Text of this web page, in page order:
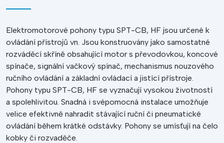
Elektromotorové pohony typu SPT-CB, HF jsou určené k
ovládání přístrojů vn. Jsou konstruovány jako samostatné
rozváděcí skříně obsahující motor s převodovkou, koncové
spínače, signální vačkový spínač, mechanismus nouzového
ručního ovládání a základní ovládací a jistící přístroje.
Pohony typu SPT-CB, HF se vyznačují vysokou životností
a spolehlivitou. Snadná i svépomocná instalace umožňuje
velice efektivně nahradit stávající ruční či pneumatické
ovládání během krátké odstávky. Pohony se umísťují na čelo
kobky či rozvaděče.